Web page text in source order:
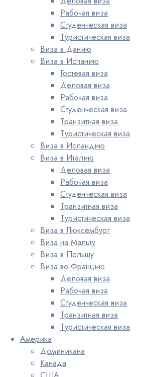
Рабочая виза
Студенческая виза
Туристическая виза
Виза в Данию
Виза в Испанию
Гостевая виза
Деловая виза
Рабочая виза
Студенческая виза
Транзитная виза
Туристическая виза
Виза в Исландию
Виза в Италию
Деловая виза
Рабочая виза
Студенческая виза
Транзитная виза
Туристическая виза
Виза в Люксембург
Виза на Мальту
Виза в Польшу
Виза во Францию
Деловая виза
Рабочая виза
Студенческая виза
Транзитная виза
Туристическая виза
Америка
Доминикана
Канада